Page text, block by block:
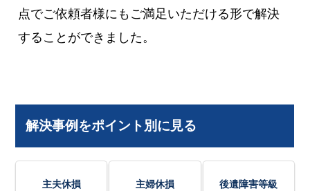
点でご依頼者様にもご満足いただける形で解決
することができました。
解決事例をポイント別に見る
主夫休損 主婦休損 後遺障害等級